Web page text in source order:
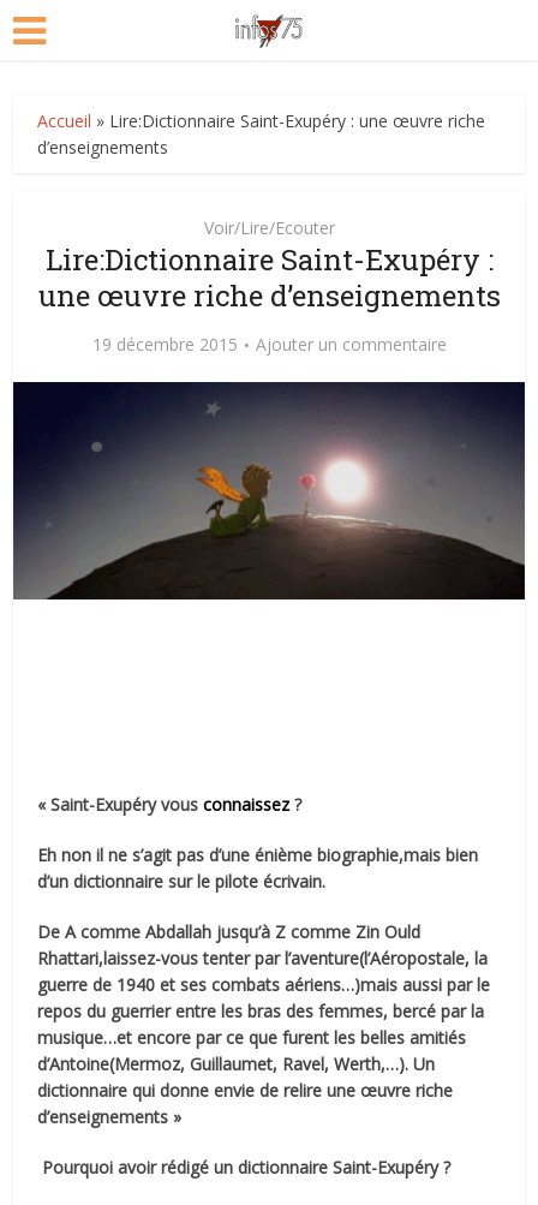
Accueil » Lire:Dictionnaire Saint-Exupéry : une œuvre riche
d’enseignements
Voir/Lire/Ecouter
Lire:Dictionnaire Saint-Exupéry :
une œuvre riche d’enseignements
19 décembre 2015 Ajouter un commentaire
« Saint-Exupéry vousconnaissez?
Eh non il ne s’agit pas d’une énième biographie,mais bien
d’un dictionnaire sur le pilote écrivain.
De A comme Abdallah jusqu’à Z comme Zin Ould
Rhattari,laissez-vous tenter par l’aventure(l’Aéropostale, la
guerre de 1940 et ses combats aériens…)mais aussi par le
repos du guerrier entre les bras des femmes, bercé par la
musique…et encore par ce que furent les belles amitiés
d’Antoine(Mermoz, Guillaumet, Ravel, Werth,…). Un
dictionnaire qui donne envie de relire une œuvre riche
d’enseignements »
Pourquoi avoir rédigé un dictionnaire Saint-Exupéry ?